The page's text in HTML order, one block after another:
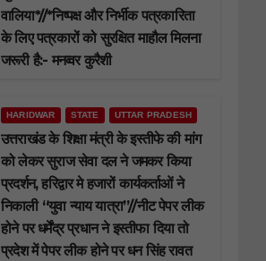
वालिया*//*निष्पक्ष और निर्भीक पत्रकारिता
के लिए पत्रकारों को सुरक्षित माहौल मिलना
जरूरी है:- मनव्वर कुरैशी
HARIDWAR STATE UTTAR PRADESH
उत्तराखंड के शिक्षा मंत्री के इस्तीफे की मांग
को लेकर सुराज सेवा दल ने जमकर किया
प्रदर्शन, हरिद्वार मे हजारों कार्यकर्ताओं ने
निकाली “युवा न्याय यात्रा”//नीट पेपर लीक
होने पर धर्मेंद्र प्रधान ने इस्तीफा दिया तो
प्रदेश में पेपर लीक होने पर धन सिंह रावत